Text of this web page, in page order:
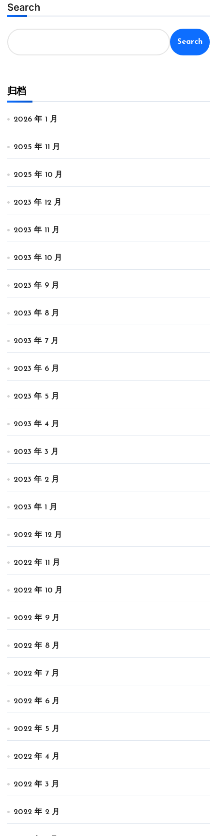
Search
Search
归档
2026 年 1 月
2025 年 11 月
2025 年 10 月
2023 年 12 月
2023 年 11 月
2023 年 10 月
2023 年 9 月
2023 年 8 月
2023 年 7 月
2023 年 6 月
2023 年 5 月
2023 年 4 月
2023 年 3 月
2023 年 2 月
2023 年 1 月
2022 年 12 月
2022 年 11 月
2022 年 10 月
2022 年 9 月
2022 年 8 月
2022 年 7 月
2022 年 6 月
2022 年 5 月
2022 年 4 月
2022 年 3 月
2022 年 2 月